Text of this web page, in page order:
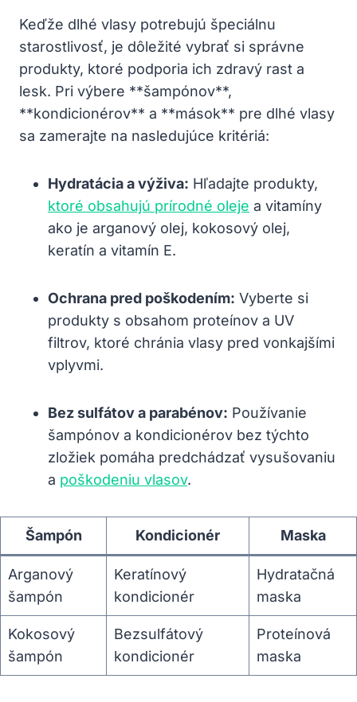
Keďže dlhé vlasy potrebujú špeciálnu
starostlivosť, je ⁢dôležité vybrať⁤ si správne
produkty,⁤ ktoré podporia ich zdravý rast a
lesk. Pri výbere **šampónov**,
**kondicionérov** a ​**mások** pre dlhé vlasy
sa⁤ zamerajte na nasledujúce ⁤kritériá:
Hydratácia a výživa: ⁣Hľadajte produkty,
ktoré obsahujú prírodné oleje a ‍vitamíny
ako je arganový olej, kokosový ⁢olej,‌
keratín‍ a vitamín E.
Ochrana​ pred poškodením: Vyberte⁢ si
produkty s obsahom ⁣proteínov ⁢a ⁤UV
filtrov, ktoré⁤ chránia vlasy pred vonkajšími​
vplyvmi.
Bez sulfátov a ⁣parabénov: Používanie
‍šampónov a kondicionérov ⁢bez‍ týchto
zložiek⁤ pomáha predchádzať vysušovaniu​
a ​ poškodeniu vlasov.
Šampón Kondicionér Maska
Arganový⁤
šampón
Keratínový
kondicionér
Hydratačná
maska
Kokosový
šampón
Bezsulfátový
kondicionér
Proteínová
maska